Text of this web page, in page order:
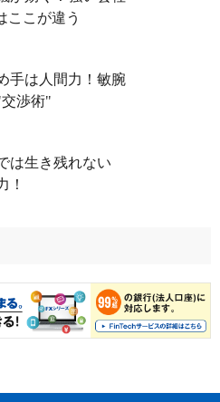
ここが違う
手は人間力！敏腕
渉術"
は生き残れない
！